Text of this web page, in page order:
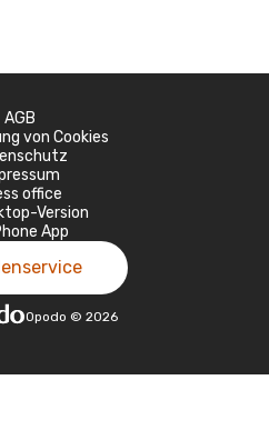
AGB
von Cookies
office
Version
App
Opodo © 2026